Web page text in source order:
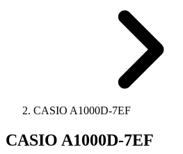
CASIO A1000D-7EF
CASIO A1000D-7EF